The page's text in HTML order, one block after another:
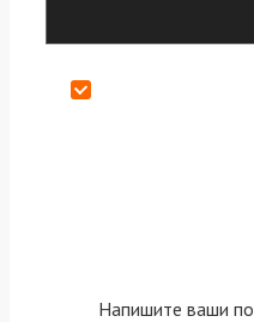
Напишите ваши